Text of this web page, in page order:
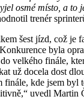
osmé místo, a to
trenér
šest jízd, což je
byla
velkého finále,
už docela dost
kde jsem byl
uvedl Martin